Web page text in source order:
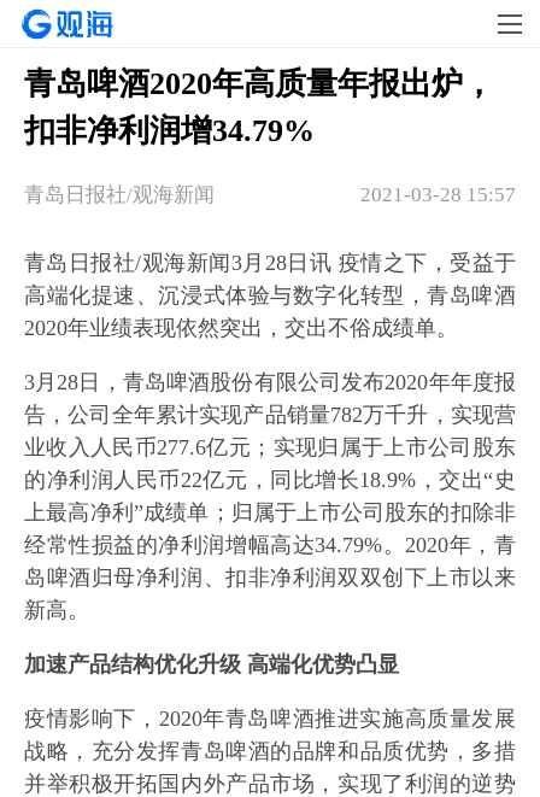
青岛啤酒2020年高质量年报出炉，
扣非净利润增34.79%
2021-03-28 15:57
青岛日报社/观海新闻
青岛日报社/观海新闻3月28日讯 疫情之下，受益于
高端化提速、沉浸式体验与数字化转型，青岛啤酒
2020年业绩表现依然突出，交出不俗成绩单。
3月28日，青岛啤酒股份有限公司发布2020年年度报
告，公司全年累计实现产品销量782万千升，实现营
业收入人民币277.6亿元；实现归属于上市公司股东
的净利润人民币22亿元，同比增长18.9%，交出“史
上最高净利”成绩单；归属于上市公司股东的扣除非
经常性损益的净利润增幅高达34.79%。2020年，青
岛啤酒归母净利润、扣非净利润双双创下上市以来
新高。
加速产品结构优化升级 高端化优势凸显
疫情影响下，2020年青岛啤酒推进实施高质量发展
战略，充分发挥青岛啤酒的品牌和品质优势，多措
并举积极开拓国内外产品市场，实现了利润的逆势